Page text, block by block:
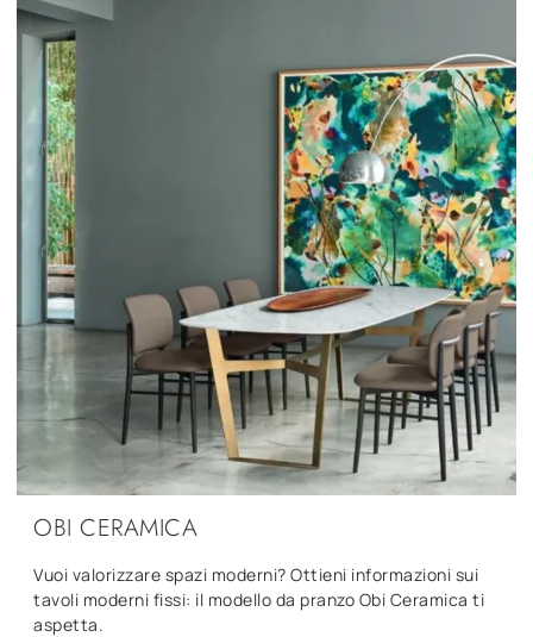
OBI CERAMICA
Vuoi valorizzare spazi moderni? Ottieni informazioni sui
tavoli moderni fissi: il modello da pranzo Obi Ceramica ti
aspetta.